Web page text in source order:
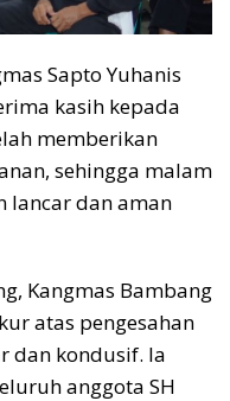
Sapto Yuhanis
kasih kepada
memberikan
sehingga malam
lancar dan aman
Kangmas Bambang
atas pengesahan
dan kondusif. Ia
anggota SH